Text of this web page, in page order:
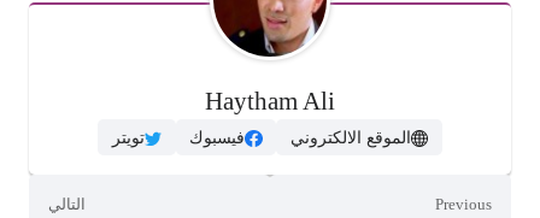
Haytham Ali
الموقع الالكتروني فيسبوك تويتر
Previous التالي